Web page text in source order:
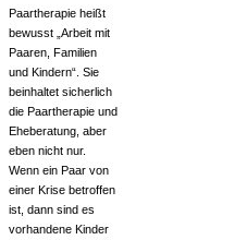
Paartherapie heißt
bewusst „Arbeit mit
Paaren, Familien
und Kindern“. Sie
beinhaltet sicherlich
die Paartherapie und
Eheberatung, aber
eben nicht nur.
Wenn ein Paar von
einer Krise betroffen
ist, dann sind es
vorhandene Kinder